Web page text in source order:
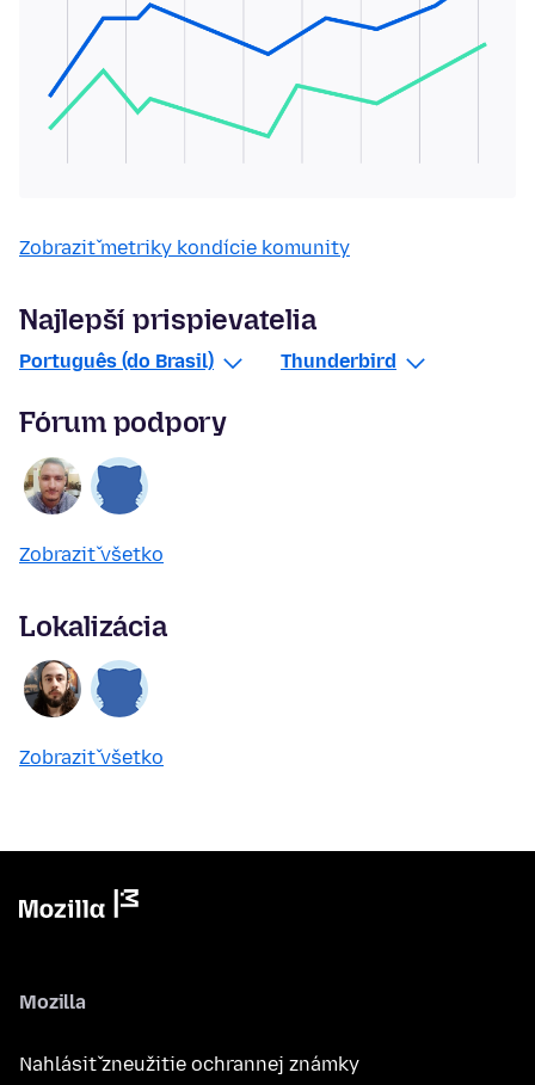
Zobraziť metriky kondície komunity
Najlepší prispievatelia
Português (do Brasil) Thunderbird
Fórum podpory
Zobraziť všetko
Lokalizácia
Zobraziť všetko
Mozilla
Nahlásiť zneužitie ochrannej známky